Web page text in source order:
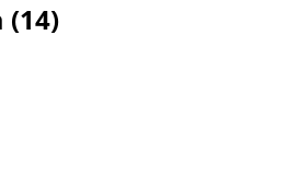
(14)